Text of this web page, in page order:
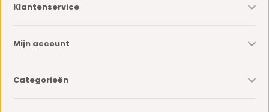
Klantenservice
Mijn account
Categorieën